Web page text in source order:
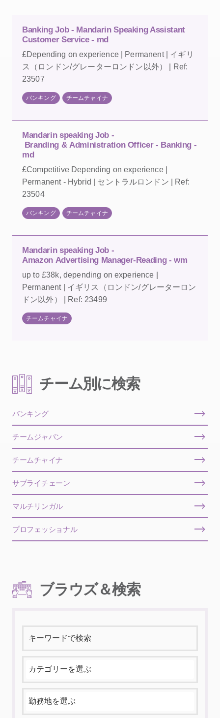
Banking Job - Mandarin Speaking Assistant
Customer Service - md
£Depending on experience | Permanent | イギリ
ス（ロンドン/グレーターロンドン以外） | Ref:
23507
バンキング チームチャイナ
Mandarin speaking Job -
Branding & Administration Officer - Banking -
md
£Competitive Depending on experience |
Permanent - Hybrid | セントラルロンドン | Ref:
23504
バンキング チームチャイナ
Mandarin speaking Job -
Amazon Advertising Manager-Reading - wm
up to £38k, depending on experience |
Permanent | イギリス（ロンドン/グレーターロン
ドン以外） | Ref: 23499
チームチャイナ
チーム別に検索
バンキング
チームジャパン
チームチャイナ
サプライチェーン
マルチリンガル
プロフェッショナル
ブラウズ＆検索